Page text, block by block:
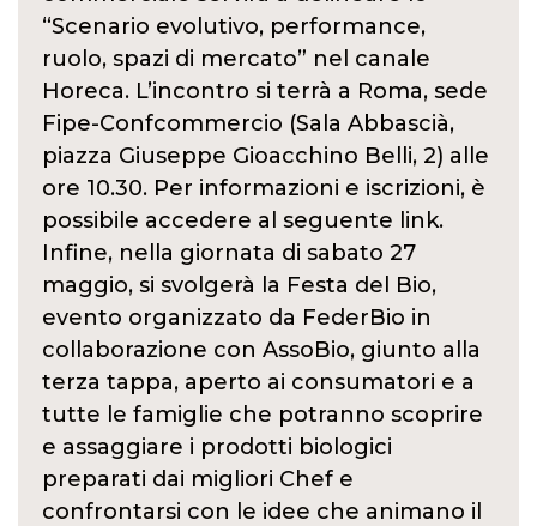
“Scenario evolutivo, performance,
ruolo, spazi di mercato” nel canale
Horeca. L’incontro si terrà a Roma, sede
Fipe-Confcommercio (Sala Abbascià,
piazza Giuseppe Gioacchino Belli, 2) alle
ore 10.30. Per informazioni e iscrizioni, è
possibile accedere al seguente link.
Infine, nella giornata di sabato 27
maggio, si svolgerà la Festa del Bio,
evento organizzato da FederBio in
collaborazione con AssoBio, giunto alla
terza tappa, aperto ai consumatori e a
tutte le famiglie che potranno scoprire
e assaggiare i prodotti biologici
preparati dai migliori Chef e
confrontarsi con le idee che animano il